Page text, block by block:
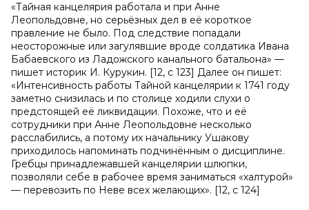
«Тайная канцелярия работала и при Анне
Леопольдовне, но серьёзных дел в её короткое
правление не было. Под следствие попадали
неосторожные или загулявшие вроде солдатика Ивана
Бабаевского из Ладожского канального батальона» —
пишет историк И. Курукин. [12, с 123] Далее он пишет:
«Интенсивность работы Тайной канцелярии к 1741 году
заметно снизилась и по столице ходили слухи о
предстоящей её ликвидации. Похоже, что и её
сотрудники при Анне Леопольдовне несколько
расслабились, а потому их начальнику Ушакову
приходилось напоминать подчинённым о дисциплине.
Гребцы принадлежавшей канцелярии шлюпки,
позволяли себе в рабочее время заниматься «халтурой»
— перевозить по Неве всех желающих». [12, с 124]